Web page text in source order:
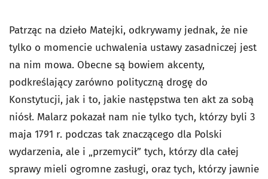
Patrząc na dzieło Matejki, odkrywamy jednak, że nie
tylko o momencie uchwalenia ustawy zasadniczej jest
na nim mowa. Obecne są bowiem akcenty,
podkreślający zarówno polityczną drogę do
Konstytucji, jak i to, jakie następstwa ten akt za sobą
niósł. Malarz pokazał nam nie tylko tych, którzy byli 3
maja 1791 r. podczas tak znaczącego dla Polski
wydarzenia, ale i „przemycił” tych, którzy dla całej
sprawy mieli ogromne zasługi, oraz tych, którzy jawnie